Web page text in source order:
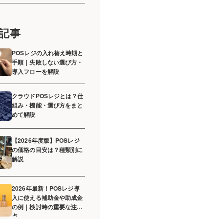
事
POSレジの入れ替え時期と
手順｜失敗しない選び方・
導入フローを解説
クラウドPOSレジとは？仕
組み・機能・選び方をまと
めて解説
【2026年度版】POSレジ
の価格の目安は？種類別に
解説
2026年最新！POSレジ導
入に使える補助金や助成金
の例｜検討時の重要な注意
点